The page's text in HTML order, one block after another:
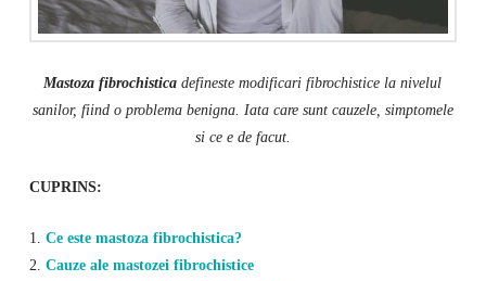
Mastoza fibrochistica defineste modificari fibrochistice la nivelul
sanilor, fiind o problema benigna. Iata care sunt cauzele, simptomele
si ce e de facut.
CUPRINS:
1. Ce este mastoza fibrochistica?
2. Cauze ale mastozei fibrochistice